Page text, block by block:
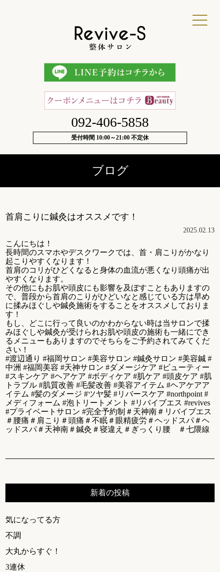
092-406-5858
受付時間 10:00～21:00 不定休
ブログ
首肩こりに鍼灸はオススメです！
2025.02.13
こんにちは！
長時間のスマホやデスクワークでは、首・肩こりがかなり
起こりやすくなります！
首肩のコリがひどくなると身体の血流が悪くなり頭痛が出
やすくなります。
その他にもお肌や頭皮にも影響を及ぼすこともありますの
で、普段から首肩のこりがひどいなと感じている方は早め
に揉みほぐしや鍼灸施術をすることをオススメしておりま
す！
もし、どこに行って良いのかわからない時は当サロンで揉
みほぐしや鍼灸が受けられお肌や頭皮の施術も一緒にでき
るメニューもありますのでそちらをご予約されてみてくだ
さい！
#渡辺通り #福岡サロン #美容サロン #鍼灸サロン #美容鍼 #
中洲 #福岡美容 #天神サロン #ダメージケア #ビューティー
#スキンケア #ヘアケア #ボディケア #肌ケア #頭皮ケア #肌
トラブル #肌質改善 #毛髪改善 #美容アイテム #ヘアケアア
イテム #髪のダメージ #ツヤ髪 #リバースケア #northpoint #
メディフォーム #泡トリートメント #リバイブエス #revives
#プライベートサロン #完全予約制＃天神南＃リバイブエス
＃腰痛＃肩こり＃頭痛＃不眠＃眼精疲労＃ヘッドスパ＃ヘ
ッドスパ＃天神南＃鍼灸＃寝違え＃ぎっくり腰 ＃七隈線
新着の投稿
気になってる方
不調
大丸からすぐ！
3連休